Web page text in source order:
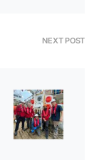
NEXT POST